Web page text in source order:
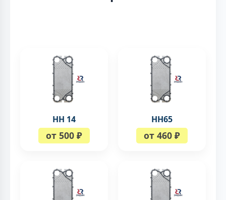
НН 14
от 500 ₽
НН65
от 460 ₽